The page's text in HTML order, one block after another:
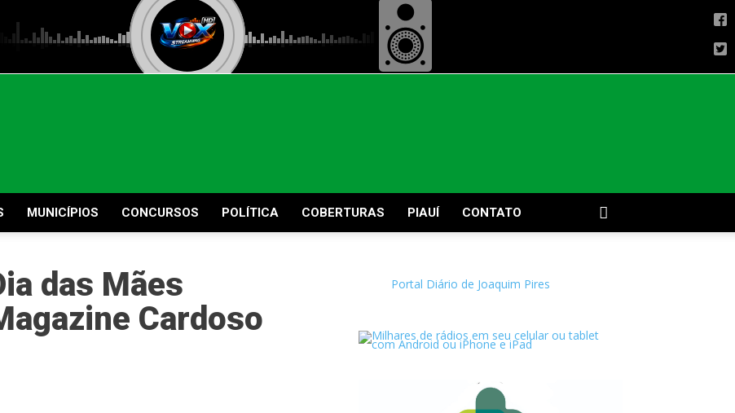
MUNICÍPIOS CONCURSOS POLÍTICA COBERTURAS PIAUÍ CONTATO
das Mães
Cardoso
Portal Diário de Joaquim Pires